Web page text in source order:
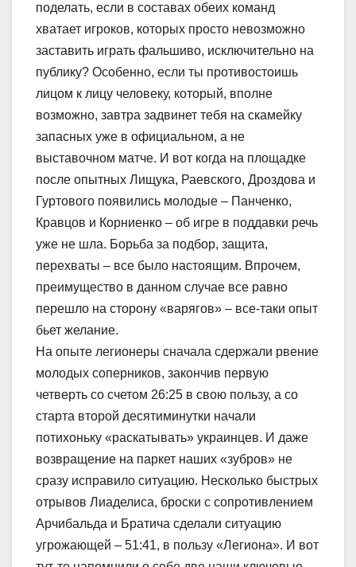
поделать, если в составах обеих команд
хватает игроков, которых просто невозможно
заставить играть фальшиво, исключительно на
публику? Особенно, если ты противостоишь
лицом к лицу человеку, который, вполне
возможно, завтра задвинет тебя на скамейку
запасных уже в официальном, а не
выставочном матче. И вот когда на площадке
после опытных Лищука, Раевского, Дроздова и
Гуртового появились молодые – Панченко,
Кравцов и Корниенко – об игре в поддавки речь
уже не шла. Борьба за подбор, защита,
перехваты – все было настоящим. Впрочем,
преимущество в данном случае все равно
перешло на сторону «варягов» – все-таки опыт
бьет желание.
На опыте легионеры сначала сдержали рвение
молодых соперников, закончив первую
четверть со счетом 26:25 в свою пользу, а со
старта второй десятиминутки начали
потихоньку «раскатывать» украинцев. И даже
возвращение на паркет наших «зубров» не
сразу исправило ситуацию. Несколько быстрых
отрывов Лиаделиса, броски с сопротивлением
Арчибальда и Братича сделали ситуацию
угрожающей – 51:41, в пользу «Легиона». И вот